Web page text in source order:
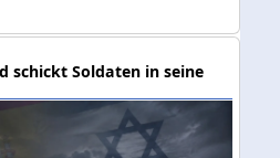
schickt Soldaten in seine